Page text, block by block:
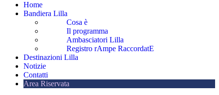
Home
Bandiera Lilla
Cosa è
Il programma
Ambasciatori Lilla
Registro rAmpe RaccordatE
Destinazioni Lilla
Notizie
Contatti
Area Riservata